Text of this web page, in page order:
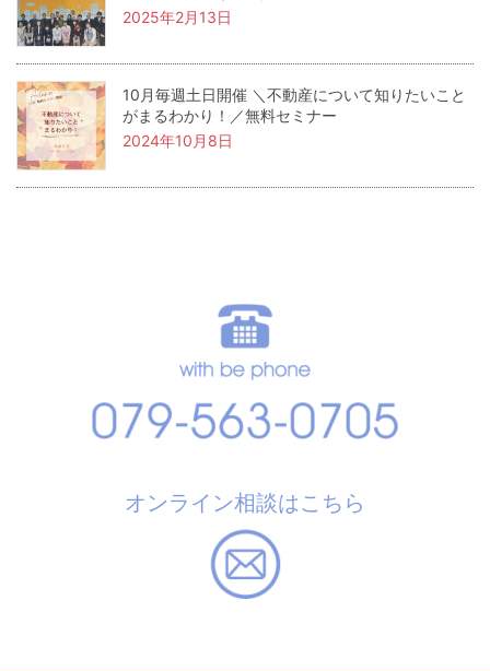
2025年2月13日
10月毎週土日開催 ＼不動産について知りたいこと
がまるわかり！／無料セミナー
2024年10月8日
オンライン相談はこちら